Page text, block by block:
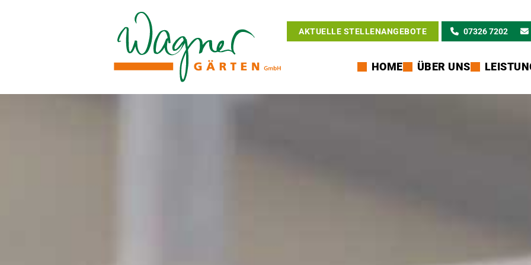
AKTUELLE STELLENANGEBOTE 07326 7202
Navigation
HOME ÜBER UNS